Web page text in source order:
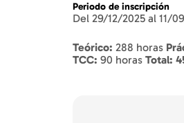
Periodo de inscripción
Del 29/12/2025 al 11/
Teórico: 288 horas
TCC: 90 horas Total: